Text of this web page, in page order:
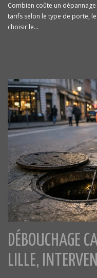
Combien coûte un
tarifs selon le type de porte,
choisir le...
DÉBOUCHAGE
LILLE,